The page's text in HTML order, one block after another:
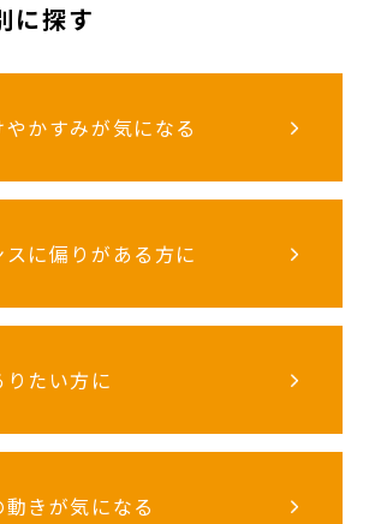
に探す
かすみが気になる
に偏りがある方に
たい方に
きが気になる